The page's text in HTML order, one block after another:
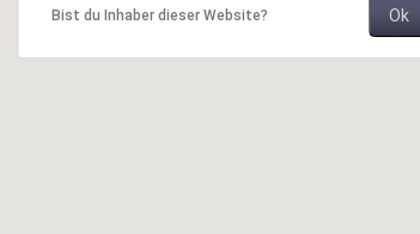
Bist du Inhaber dieser Website? Ok